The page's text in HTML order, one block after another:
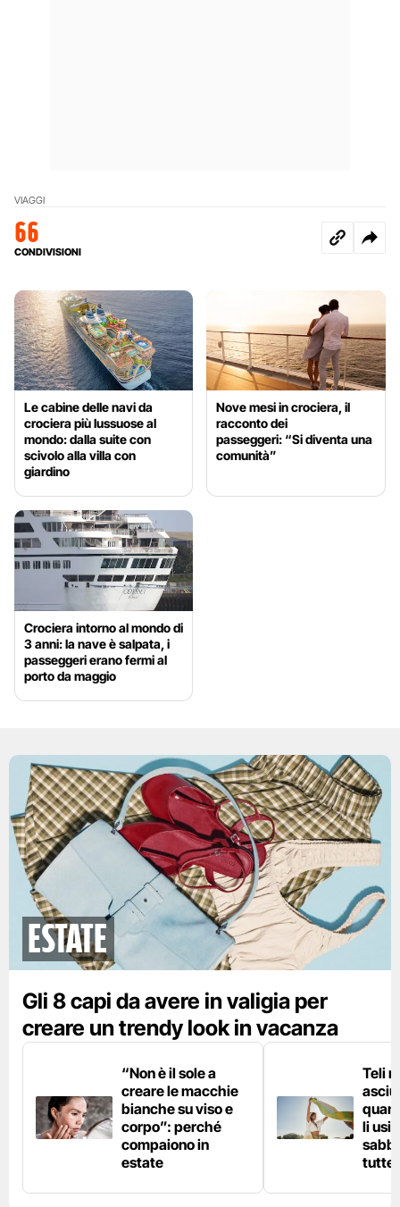
VIAGGI
66
CONDIVISIONI
Le cabine delle navi da
crociera più lussuose al
mondo: dalla suite con
scivolo alla villa con
giardino
Nove mesi in crociera, il
racconto dei
passeggeri: “Si diventa una
comunità”
Crociera intorno al mondo di
3 anni: la nave è salpata, i
passeggeri erano fermi al
porto da maggio
Estate
Gli 8 capi da avere in valigia per
creare un trendy look in vacanza
“Non è il sole a
creare le macchie
bianche su viso e
corpo”: perché
compaiono in
estate
Teli
li
tutte